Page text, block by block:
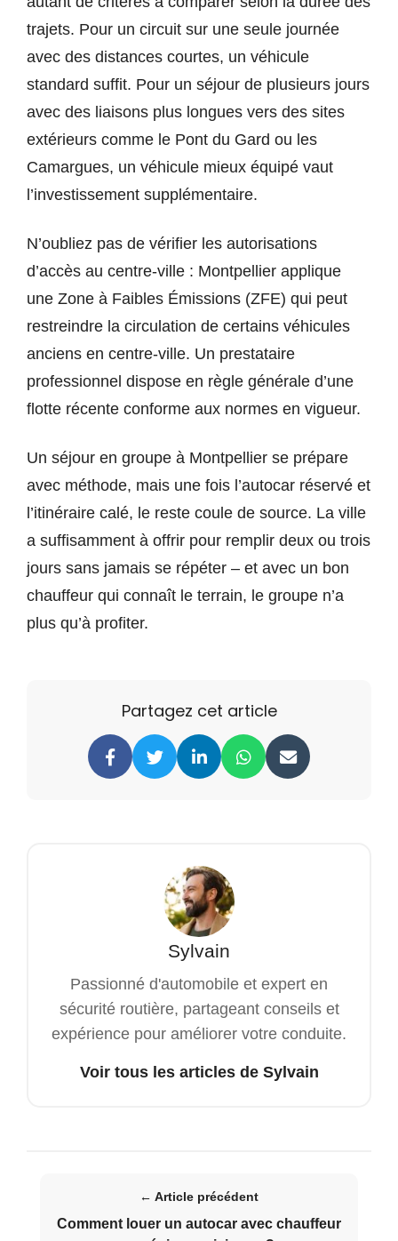
trajets. Pour un circuit sur une seule journée
avec des distances courtes, un véhicule
standard suffit. Pour un séjour de plusieurs jours
avec des liaisons plus longues vers des sites
extérieurs comme le Pont du Gard ou les
Camargues, un véhicule mieux équipé vaut
l’investissement supplémentaire.
N’oubliez pas de vérifier les autorisations
d’accès au centre-ville : Montpellier applique
une Zone à Faibles Émissions (ZFE) qui peut
restreindre la circulation de certains véhicules
anciens en centre-ville. Un prestataire
professionnel dispose en règle générale d’une
flotte récente conforme aux normes en vigueur.
Un séjour en groupe à Montpellier se prépare
avec méthode, mais une fois l’autocar réservé et
l’itinéraire calé, le reste coule de source. La ville
a suffisamment à offrir pour remplir deux ou trois
jours sans jamais se répéter – et avec un bon
chauffeur qui connaît le terrain, le groupe n’a
plus qu’à profiter.
Partagez cet article
Sylvain
Passionné d'automobile et expert en
sécurité routière, partageant conseils et
expérience pour améliorer votre conduite.
Voir tous les articles de Sylvain
← Article précédent
Comment louer un autocar avec chauffeur